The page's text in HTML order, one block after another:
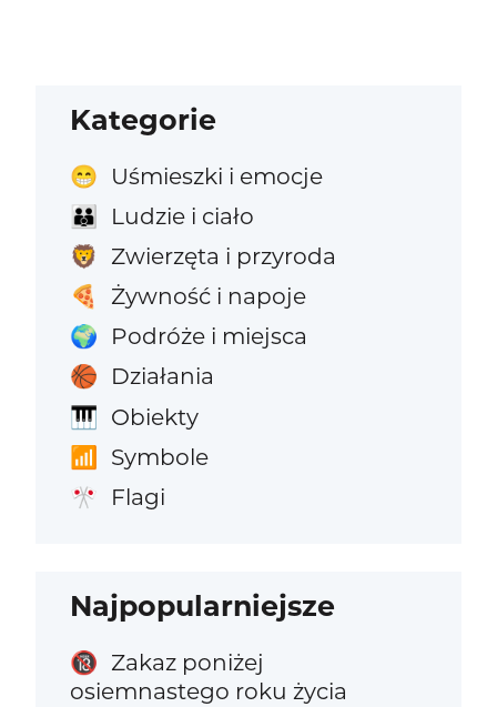
Kategorie
😁 Uśmieszki i emocje
👪 Ludzie i ciało
🦁 Zwierzęta i przyroda
🍕 Żywność i napoje
🌍 Podróże i miejsca
🏀 Działania
🎹 Obiekty
📶 Symbole
🎌 Flagi
Najpopularniejsze
🔞 Zakaz poniżej
osiemnastego roku życia